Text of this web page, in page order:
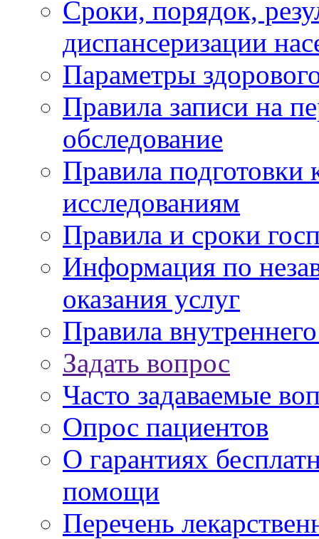
Сроки, порядок,
диспансеризации
Параметры
Правила записи на
обследование
Правила подготовки
исследованиям
Правила и сроки
Информация по
оказания услуг
Правила
Задать вопрос
Часто задаваемые
Опрос пациентов
О гарантиях
помощи
Перечень